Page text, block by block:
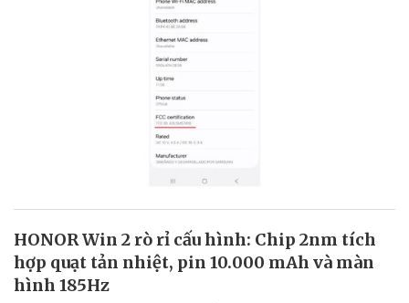
HONOR Win 2 rò rỉ cấu hình: Chip 2nm tích
hợp quạt tản nhiệt, pin 10.000 mAh và màn
hình 185Hz